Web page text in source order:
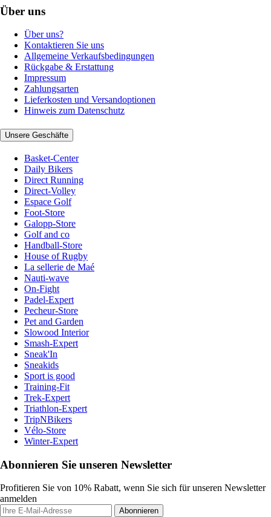
Über uns
Über uns?
Kontaktieren Sie uns
Allgemeine Verkaufsbedingungen
Rückgabe & Erstattung
Impressum
Zahlungsarten
Lieferkosten und Versandoptionen
Hinweis zum Datenschutz
Unsere Geschäfte
Basket-Center
Daily Bikers
Direct Running
Direct-Volley
Espace Golf
Foot-Store
Galopp-Store
Golf and co
Handball-Store
House of Rugby
La sellerie de Maé
Nauti-wave
On-Fight
Padel-Expert
Pecheur-Store
Pet and Garden
Slowood Interior
Smash-Expert
Sneak'In
Sneakids
Sport is good
Training-Fit
Trek-Expert
Triathlon-Expert
TripNBikers
Vélo-Store
Winter-Expert
Abonnieren Sie unseren Newsletter
Profitieren Sie von 10% Rabatt, wenn Sie sich für unseren Newsletter
anmelden
Abonnieren